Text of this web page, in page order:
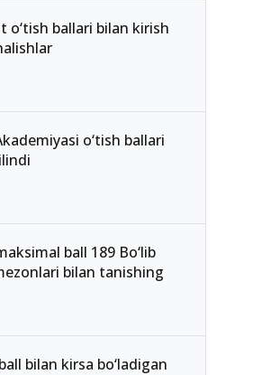
o‘tish ballari bilan kirish
o‘tish ballari
ball 189 Bo‘lib
bilan tanishing
bilan kirsa bo‘ladigan